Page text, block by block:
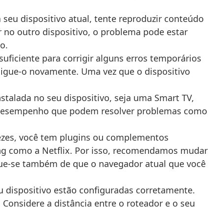
dispositivo atual, tente reproduzir conteúdo
outro dispositivo, o problema pode estar
para corrigir alguns erros temporários
o novamente. Uma vez que o dispositivo
no seu dispositivo, seja uma Smart TV,
que podem resolver problemas como
você tem plugins ou complementos
como a Netflix. Por isso, recomendamos mudar
se também de que o navegador atual que você
dispositivo estão configuradas corretamente.
a distância entre o roteador e o seu